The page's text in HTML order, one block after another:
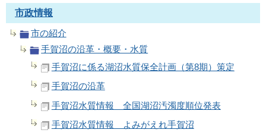
市政情報
市の紹介
手賀沼の沿革・概要・水質
手賀沼に係る湖沼水質保全計画（第8期）策定
手賀沼の沿革
手賀沼水質情報 全国湖沼汚濁度順位発表
手賀沼水質情報 よみがえれ手賀沼